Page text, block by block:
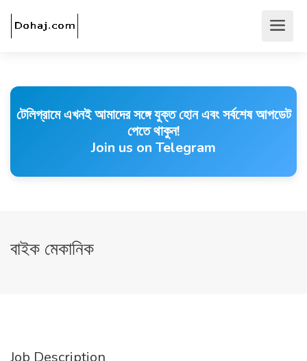
টেলিগ্রামে এখনই আমাদের সঙ্গে যুক্ত হোন এবং সর্বশেষ আপডেট
পেতে থাকুন!
Join us on Telegram
বাইক মেকানিক
Job Description